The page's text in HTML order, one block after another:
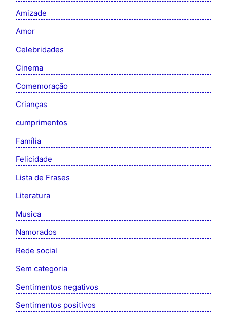
Amizade
Amor
Celebridades
Cinema
Comemoração
Crianças
cumprimentos
Família
Felicidade
Lista de Frases
Literatura
Musica
Namorados
Rede social
Sem categoria
Sentimentos negativos
Sentimentos positivos